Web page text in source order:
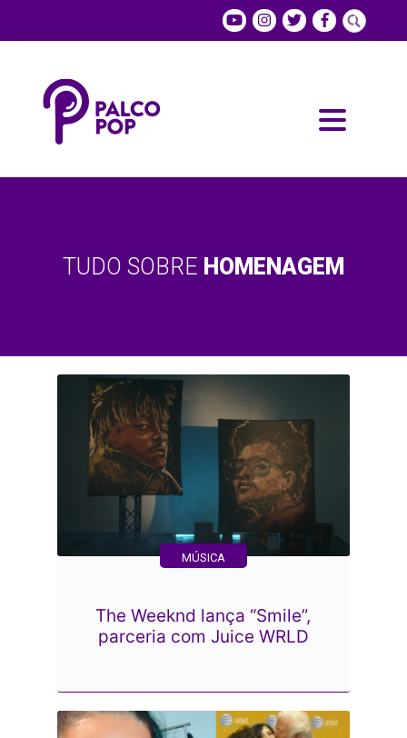
TUDO SOBRE HOMENAGEM
MÚSICA
The Weeknd lança “Smile”,
parceria com Juice WRLD